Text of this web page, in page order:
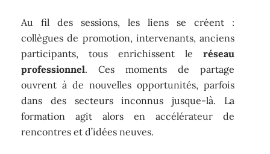
Au fil des sessions, les liens se créent :
collègues de promotion, intervenants, anciens
participants, tous enrichissent le réseau
professionnel. Ces moments de partage
ouvrent à de nouvelles opportunités, parfois
dans des secteurs inconnus jusque-là. La
formation agit alors en accélérateur de
rencontres et d’idées neuves.